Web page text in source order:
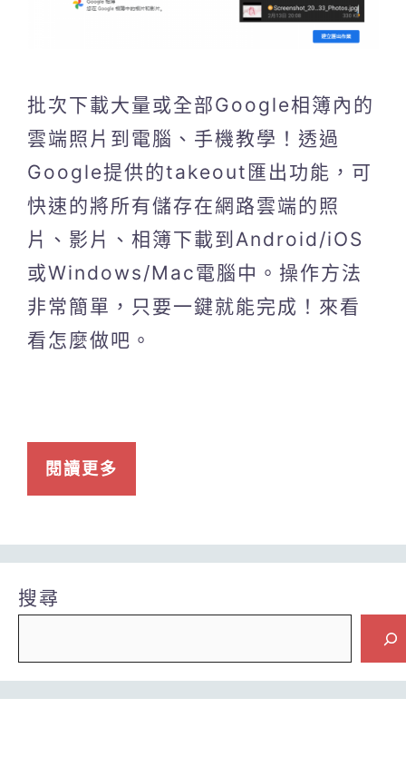
批次下載大量或全部Google相簿內的
雲端照片到電腦、手機教學！透過
Google提供的takeout匯出功能，可
快速的將所有儲存在網路雲端的照
片、影片、相簿下載到Android/iOS
或Windows/Mac電腦中。操作方法
非常簡單，只要一鍵就能完成！來看
看怎麼做吧。
閱讀更多
搜尋